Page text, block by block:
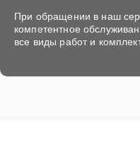
При обращении в наш
компетентное
все виды работ и